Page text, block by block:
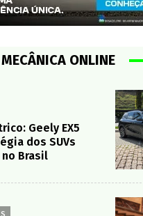
ONLINE
Geely EX5
dos SUVs
Brasil